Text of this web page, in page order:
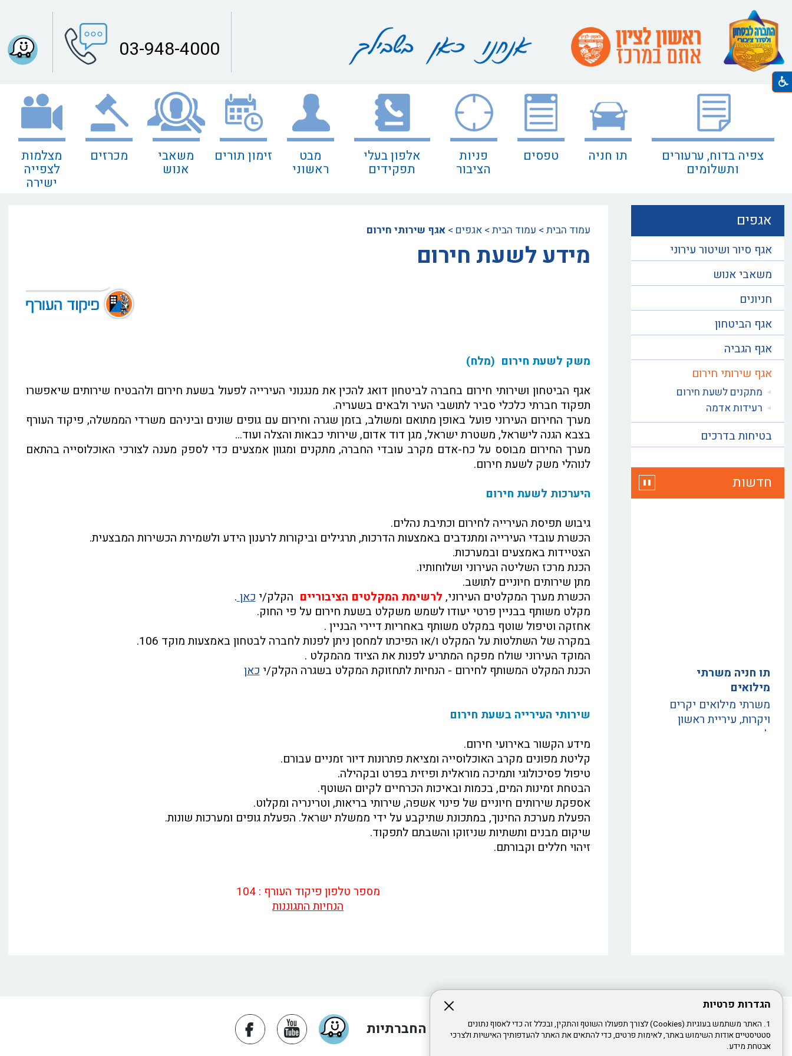
הגדרות פרטיות
1. האתר משתמש בעוגיות (Cookies) לצורך תפעולו השוטף והתקין, ובכלל זה כדי לאסוף נתונים
סטטיסטיים אודות השימוש באתר, לאימות פרטים, כדי להתאים את האתר להעדפותיך האישיות ולצרכי
אבטחת מידע.
03-948-4000
צפיה בדוח, ערעורים
ותשלומים
תו חניה טפסים פניות
הציבור
אלפון בעלי
תפקידים
מבט
ראשוני
זימון תורים משאבי
אנוש
מכרזים מצלמות
לצפייה
ישירה
עמוד הבית > עמוד הבית >אגפים >אגף שירותי חירום
מידע לשעת חירום
משק לשעת חירום (מלח)
אגף הביטחון ושירותי חירום בחברה לביטחון דואג להכין את מנגנוני העירייה לפעול בשעת חירום ולהבטיח שירותים שיאפשרו
תפקוד חברתי כלכלי סביר לתושבי העיר ולבאים בשעריה.
מערך החירום העירוני פועל באופן מתואם ומשולב, בזמן שגרה וחירום עם גופים שונים וביניהם משרדי הממשלה, פיקוד העורף
בצבא הגנה לישראל, משטרת ישראל, מגן דוד אדום, שירותי כבאות והצלה ועוד...
מערך החירום מבוסס על כח-אדם מקרב עובדי החברה, מתקנים ומגוון אמצעים כדי לספק מענה לצורכי האוכלוסייה בהתאם
לנוהלי משק לשעת חירום.
היערכות לשעת חירום
גיבוש תפיסת העירייה לחירום וכתיבת נהלים.
הכשרת עובדי העירייה ומתנדבים באמצעות הדרכות, תרגילים וביקורות לרענון הידע ולשמירת הכשירות המבצעית.
הצטיידות באמצעים ובמערכות.
הכנת מרכז השליטה העירוני ושלוחותיו.
מתן שירותים חיוניים לתושב.
הכשרת מערך המקלטים העירוני, לרשימת המקלטים הציבוריים הקלק/יכאן.
מקלט משותף בבניין פרטי יעודו לשמש משקלט בשעת חירום על פי החוק.
אחזקה וטיפול שוטף במקלט משותף באחריות דיירי הבניין .
במקרה של השתלטות על המקלט ו/או הפיכתו למחסן ניתן לפנות לחברה לבטחון באמצעות מוקד 106.
המוקד העירוני שולח מפקח המתריע לפנות את הציוד מהמקלט .
הכנת המקלט המשותף לחירום - הנחיות לתחזוקת המקלט בשגרה הקלק/יכאן
שירותי העירייה בשעת חירום
מידע הקשור באירועי חירום.
קליטת מפונים מקרב האוכלוסייה ומציאת פתרונות דיור זמניים עבורם.
טיפול פסיכולוגי ותמיכה מוראלית ופיזית בפרט ובקהילה.
הבטחת זמינות המים, בכמות ובאיכות הכרחיים לקיום השוטף.
אספקת שירותים חיוניים של פינוי אשפה, שירותי בריאות, וטרינריה ומקלוט.
הפעלת מערכת החינוך, במתכונת שתיקבע על ידי ממשלת ישראל. הפעלת גופים ומערכות שונות.
שיקום מבנים ותשתיות שניזוקו והשבתם לתפקוד.
זיהוי חללים וקבורתם.
מספר טלפון פיקוד העורף : 104
הנחיות התגוננות
אגפים
אגף סיור ושיטור עירוני
משאבי אנוש
חניונים
אגף הביטחון
אגף הגביה
אגף שירותי חירום
מתקנים לשעת חירום
רעידות אדמה
בטיחות בדרכים
חדשות
תו חניה משרתי
מילואים
משרתי מילואים יקרים
ויקרות, עיריית ראשון
לציון והחברה העירונית
הביטחון האזרחי. לפורטל
גיוס אנא לחצו על כותרת
המבזק
ביצוע פעולות בערוצים
הצטרפו אלינו ברשתות החברתיות